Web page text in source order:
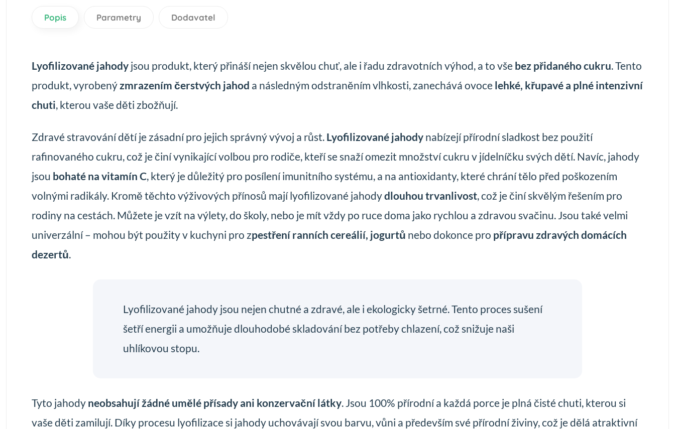
Popis Parametry Dodavatel
Lyofilizované jahodyjsou produkt, který přináší nejen skvělou chuť, ale i řadu zdravotních výhod, a to všebez přidaného cukru. Tento
produkt, vyrobenýzmrazením čerstvých jahod a následným odstraněním vlhkosti, zanechává ovocelehké, křupavé a plné intenzivní
chuti, kterou vaše děti zbožňují.
Zdravé stravování dětí je zásadní pro jejich správný vývoj a růst.Lyofilizované jahodynabízejí přírodní sladkost bez použití
rafinovaného cukru, což je činí vynikající volbou pro rodiče, kteří se snaží omezit množství cukru v jídelníčku svých dětí. Navíc, jahody
jsou bohaté na vitamín C, který je důležitý pro posílení imunitního systému, a na antioxidanty, které chrání tělo před poškozením
volnými radikály. Kromě těchto výživových přínosů mají lyofilizované jahodydlouhou trvanlivost, což je činí skvělým řešením pro
rodiny na cestách. Můžete je vzít na výlety, do školy, nebo je mít vždy po ruce doma jako rychlou a zdravou svačinu. Jsou také velmi
univerzální – mohou být použity v kuchyni pro zpestření ranních cereálií, jogurtů nebo dokonce pro přípravu zdravých domácích
dezertů.
Lyofilizované jahody jsou nejen chutné a zdravé, ale i ekologicky šetrné. Tento proces sušení
šetří energii a umožňuje dlouhodobé skladování bez potřeby chlazení, což snižuje naši
uhlíkovou stopu.
Tyto jahodyneobsahují žádné umělé přísady ani konzervační látky. Jsou 100% přírodní a každá porce je plná čisté chuti, kterou si
vaše děti zamilují. Díky procesu lyofilizace si jahody uchovávají svou barvu, vůni a především své přírodní živiny, což je dělá atraktivní